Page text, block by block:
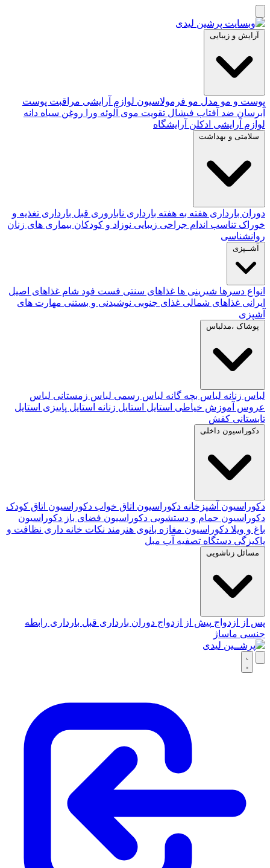
آرایش و زیبایی
پوست و مو مدل مو فرمولاسیون لوازم آرایشی مراقبت پوست
آبرسان ضد آفتاب فیشال تقویت موی آلوئه‌ ورا روغن سیاه دانه
لوازم آرایشی ادکلن آرایشگاه
سلامتی و بهداشت
دوران بارداری هفته به هفته بارداری ناباروری قبل بارداری تغذیه و
خوراک تناسب اندام جراحی زیبایی نوزاد و کودکان بیماری های زنان
روانشناسی
آشــپزی
انواع دسرها شیرینی ها غذاهای سنتی فست فود شام غذاهای اصیل
ایرانی غذاهای شمالی غذای جنوبی نوشیدنی و بستنی مهارت های
آشپزی
پوشاک ،مدلباس
لباس زنانه لباس بچه گانه لباس رسمی لباس زمستانی لباس
عروس آموزش خیاطی استایل استایل زنانه استایل پاییزی استایل
تابستانی کفش
دکوراسیون داخلی
دکوراسیون آشپزخانه دکوراسیون اتاق خواب دکوراسیون اتاق کودک
دکوراسیون حمام و دستشویی دکوراسیون فضای باز دکوراسیون
باغ و ویلا دکوراسیون مغازه بانوی هنرمند نکات خانه داری نظافت و
پاکیزگی دستگاه تصفیه آب مبل
مسائل زناشویی
پس از ازدواج پیش از ازدواج دوران بارداری قبل بارداری رابطه
جنسی ماساژ